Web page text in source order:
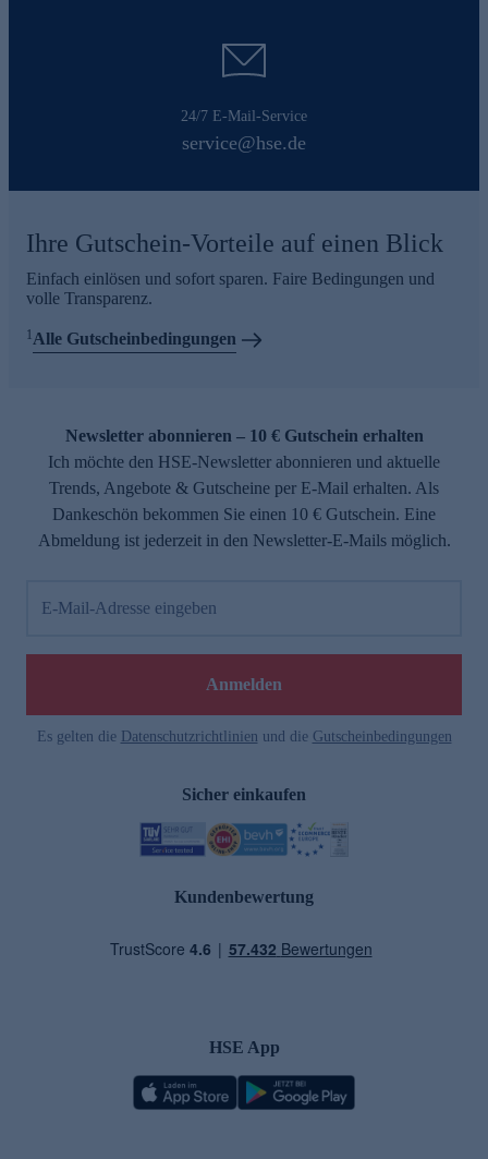
24/7 E-Mail-Service
service@hse.de
Ihre Gutschein-Vorteile auf einen Blick
Einfach einlösen und sofort sparen. Faire Bedingungen und
volle Transparenz.
1Alle Gutscheinbedingungen
Newsletter abonnieren – 10 € Gutschein erhalten
Ich möchte den HSE-Newsletter abonnieren und aktuelle
Trends, Angebote & Gutscheine per E-Mail erhalten. Als
Dankeschön bekommen Sie einen 10 € Gutschein. Eine
Abmeldung ist jederzeit in den Newsletter-E-Mails möglich.
E-Mail-Adresse eingeben
Anmelden
Es gelten die Datenschutzrichtlinien und die Gutscheinbedingungen
Sicher einkaufen
Kundenbewertung
HSE App